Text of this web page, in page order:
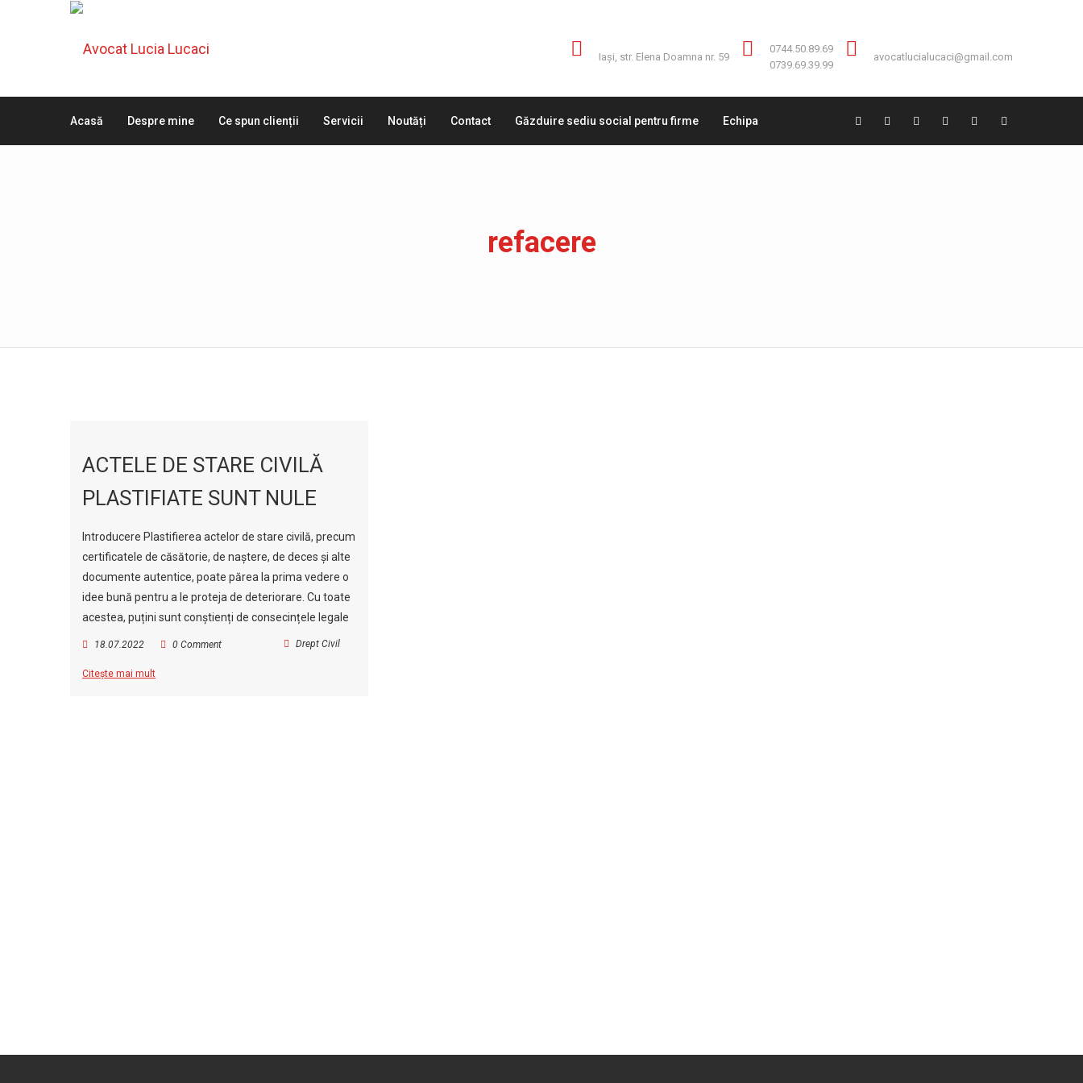
Iaşi, str. Elena Doamna nr. 59
0744.50.89.69
0739.69.39.99
avocatlucialucaci@gmail.com
Acasă Despre mine Ce spun clienții Servicii Noutăți Contact Găzduire sediu social pentru firme Echipa
refacere
ACTELE DE STARE CIVILĂ
PLASTIFIATE SUNT NULE
Introducere Plastifierea actelor de stare civilă, precum
certificatele de căsătorie, de naștere, de deces și alte
documente autentice, poate părea la prima vedere o
idee bună pentru a le proteja de deteriorare. Cu toate
acestea, puțini sunt conștienți de consecințele legale
18.07.2022 Drept Civil
0 Comment
Citește mai mult